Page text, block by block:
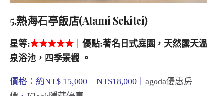
5.熱海石亭飯店(Atami Sekitei)
星等:★★★★★ 優點:著名日式庭園，天然露天溫
泉浴池，四季景觀 。
價格：約NT$ 15,000 – NT$18,000｜ agoda優惠房